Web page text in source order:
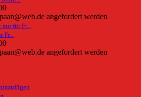
angefordert werden
für Fr...
angefordert werden